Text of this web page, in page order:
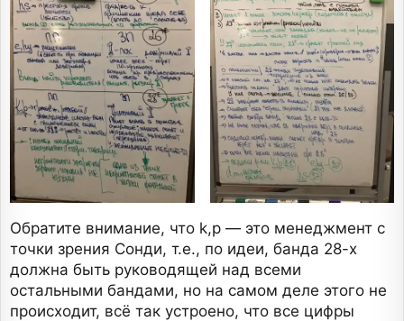
Обратите внимание, что k,p — это менеджмент с
точки зрения Сонди, т.е., по идеи, банда 28-х
должна быть руководящей над всеми
остальными бандами, но на самом деле этого не
происходит, всё так устроено, что все цифры